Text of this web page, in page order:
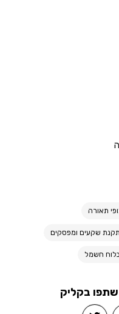
תאורה
שקעים ומפסקים
בלוח חשמל
בקליק